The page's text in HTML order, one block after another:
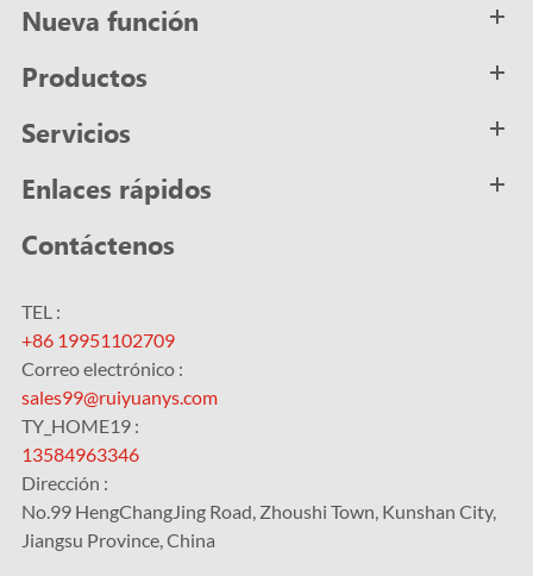
Nueva función
Productos
Servicios
Enlaces rápidos
Contáctenos
TEL :
+86 19951102709
Correo electrónico :
sales99@ruiyuanys.com
TY_HOME19 :
13584963346
Dirección :
No.99 HengChangJing Road, Zhoushi Town, Kunshan City,
Jiangsu Province, China